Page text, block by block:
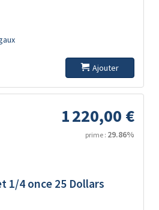
Ajouter
1 220,00 €
prime : 29.86%
1/4 once 25 Dollars